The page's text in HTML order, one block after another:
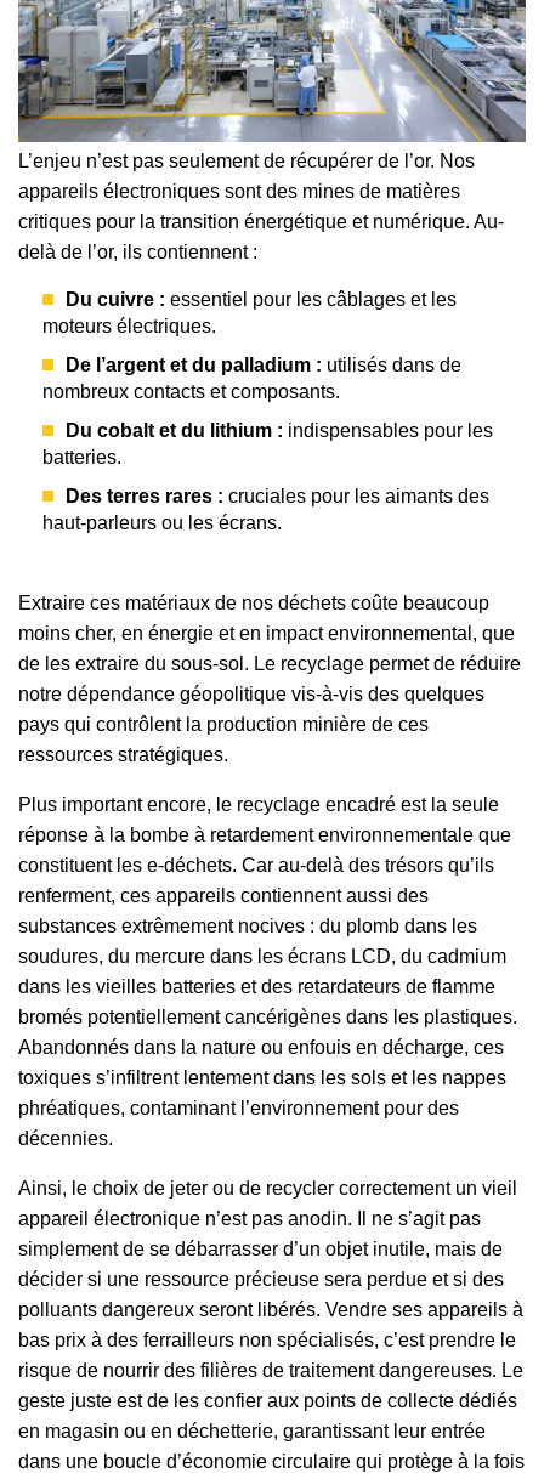
L’enjeu n’est pas seulement de récupérer de l’or. Nos
appareils électroniques sont des mines de matières
critiques pour la transition énergétique et numérique. Au-
delà de l’or, ils contiennent :
Du cuivre : essentiel pour les câblages et les
moteurs électriques.
De l’argent et du palladium : utilisés dans de
nombreux contacts et composants.
Du cobalt et du lithium : indispensables pour les
batteries.
Des terres rares : cruciales pour les aimants des
haut-parleurs ou les écrans.
Extraire ces matériaux de nos déchets coûte beaucoup
moins cher, en énergie et en impact environnemental, que
de les extraire du sous-sol. Le recyclage permet de réduire
notre dépendance géopolitique vis-à-vis des quelques
pays qui contrôlent la production minière de ces
ressources stratégiques.
Plus important encore, le recyclage encadré est la seule
réponse à la bombe à retardement environnementale que
constituent les e-déchets. Car au-delà des trésors qu’ils
renferment, ces appareils contiennent aussi des
substances extrêmement nocives : du plomb dans les
soudures, du mercure dans les écrans LCD, du cadmium
dans les vieilles batteries et des retardateurs de flamme
bromés potentiellement cancérigènes dans les plastiques.
Abandonnés dans la nature ou enfouis en décharge, ces
toxiques s’infiltrent lentement dans les sols et les nappes
phréatiques, contaminant l’environnement pour des
décennies.
Ainsi, le choix de jeter ou de recycler correctement un vieil
appareil électronique n’est pas anodin. Il ne s’agit pas
simplement de se débarrasser d’un objet inutile, mais de
décider si une ressource précieuse sera perdue et si des
polluants dangereux seront libérés. Vendre ses appareils à
bas prix à des ferrailleurs non spécialisés, c’est prendre le
risque de nourrir des filières de traitement dangereuses. Le
geste juste est de les confier aux points de collecte dédiés
en magasin ou en déchetterie, garantissant leur entrée
dans une boucle d’économie circulaire qui protège à la fois